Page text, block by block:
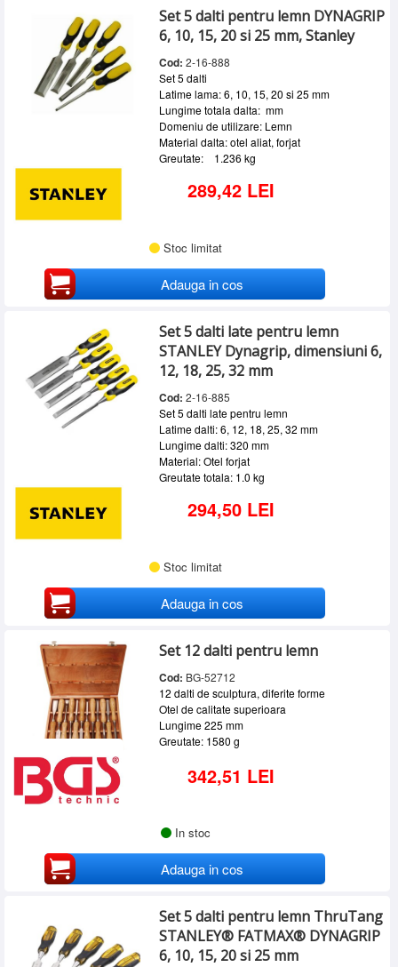
Set 5 dalti pentru lemn DYNAGRIP
6, 10, 15, 20 si 25 mm, Stanley
Cod: 2-16-888
Set 5 dalti
Latime lama: 6, 10, 15, 20 si 25 mm
Lungime totala dalta: mm
Domeniu de utilizare: Lemn
Material dalta: otel aliat, forjat
Greutate: 1.236 kg
289,42 LEI
Stoc limitat
Adauga in cos
Set 5 dalti late pentru lemn
STANLEY Dynagrip, dimensiuni 6,
12, 18, 25, 32 mm
Cod: 2-16-885
Set 5 dalti late pentru lemn
Latime dalti: 6, 12, 18, 25, 32 mm
Lungime dalti: 320 mm
Material: Otel forjat
Greutate totala: 1.0 kg
294,50 LEI
Stoc limitat
Adauga in cos
Set 12 dalti pentru lemn
Cod: BG-52712
12 dalti de sculptura, diferite forme
Otel de calitate superioara
Lungime 225 mm
Greutate: 1580 g
342,51 LEI
In stoc
Adauga in cos
Set 5 dalti pentru lemn ThruTang
STANLEY® FATMAX® DYNAGRIP
6, 10, 15, 20 si 25 mm